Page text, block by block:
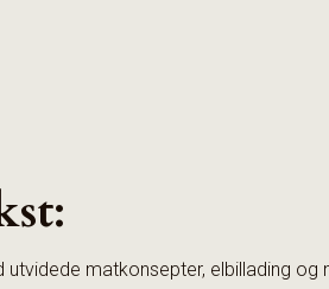
matkonsepter, elbillading og